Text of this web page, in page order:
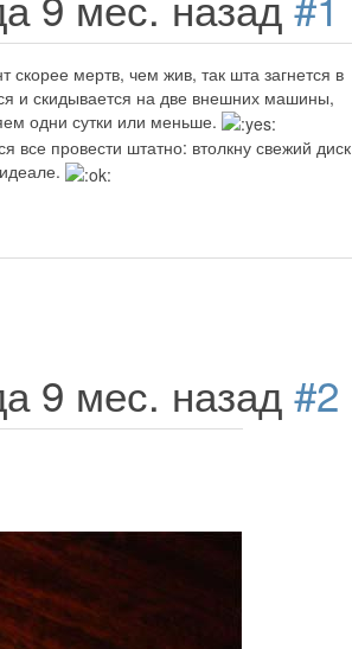
скорее мертв, чем жив, так шта загнется в
и скидывается на две внешних машины,
одни сутки или меньше.
все провести штатно: втолкну свежий диск
9 мес. назад #2